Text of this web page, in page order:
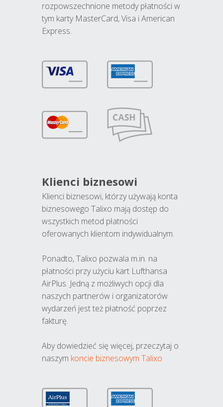
rozpowszechnione metody płatności w
tym karty MasterCard, Visa i American
Express.
Klienci biznesowi
Klienci biznesowi, którzy używają konta
biznesowego Talixo mają dostęp do
wszystkich metod płatności
oferowanych klientom indywidualnym.
Ponadto, Talixo pozwala m.in. na
płatności przy użyciu kart Lufthansa
AirPlus. Jedną z możliwych opcji dla
naszych partnerów i organizatorów
wydarzeń jest też płatność poprzez
fakturę.
Aby dowiedzieć się więcej, przeczytaj o
naszym koncie biznesowym Talixo